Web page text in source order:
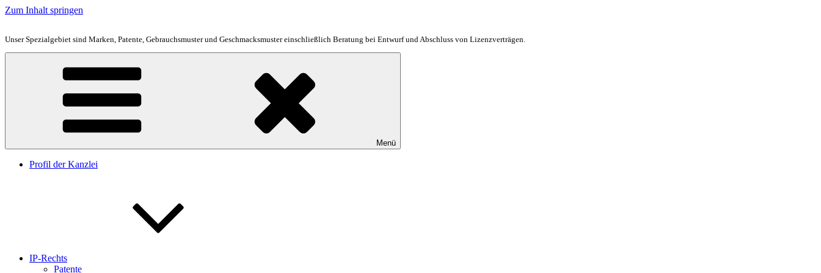
Zum Inhalt springen
Unser Spezialgebiet sind Marken, Patente, Gebrauchsmuster und Geschmacksmuster einschließlich Beratung bei Entwurf und Abschluss von Lizenzverträgen.
Menü
Profil der Kanzlei
IP-Rechts
Patente